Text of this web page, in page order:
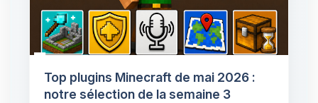
Top plugins Minecraft de mai 2026 :
notre sélection de la semaine 3